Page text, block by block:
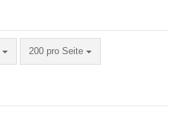
200 pro Seite
pro Seite